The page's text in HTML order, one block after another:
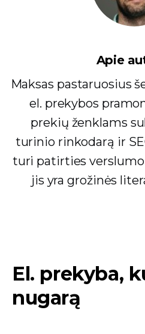
Apie
Maksas pastaruosius
el. prekybos
prekių ženklams
turinio rinkodarą ir
turi patirties
jis yra grožinės
El. prekyba,
nugarą